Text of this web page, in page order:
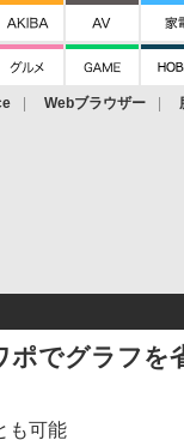
Webブラウザー
でグラフを
も可能